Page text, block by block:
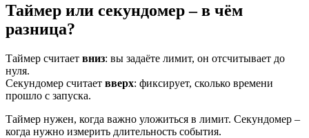
Таймер или секундомер – в чём
разница?
Таймер считает вниз: вы задаёте лимит, он отсчитывает до
нуля.
Секундомер считает вверх: фиксирует, сколько времени
прошло с запуска.
Таймер нужен, когда важно уложиться в лимит. Секундомер –
когда нужно измерить длительность события.